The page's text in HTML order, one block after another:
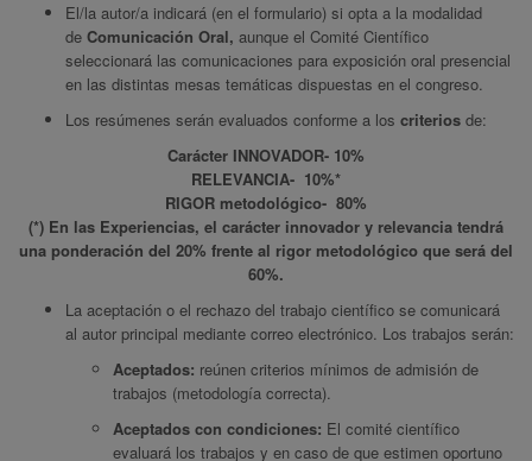
El/la autor/a indicará (en el formulario) si opta a la modalidad
de Comunicación Oral, aunque el Comité Científico
seleccionará las comunicaciones para exposición oral presencial
en las distintas mesas temáticas dispuestas en el congreso.
Los resúmenes serán evaluados conforme a los criterios de:
Carácter INNOVADOR- 10%
RELEVANCIA- 10%*
RIGOR metodológico- 80%
(*) En las Experiencias, el carácter innovador y relevancia tendrá
una ponderación del 20% frente al rigor metodológico que será del
60%.
La aceptación o el rechazo del trabajo científico se comunicará
al autor principal mediante correo electrónico. Los trabajos serán:
Aceptados: reúnen criterios mínimos de admisión de
trabajos (metodología correcta).
Aceptados con condiciones: El comité científico
evaluará los trabajos y en caso de que estimen oportuno